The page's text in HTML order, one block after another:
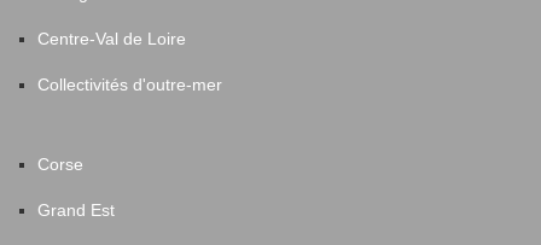
Centre-Val de Loire
Collectivités d'outre-mer
Corse
Grand Est